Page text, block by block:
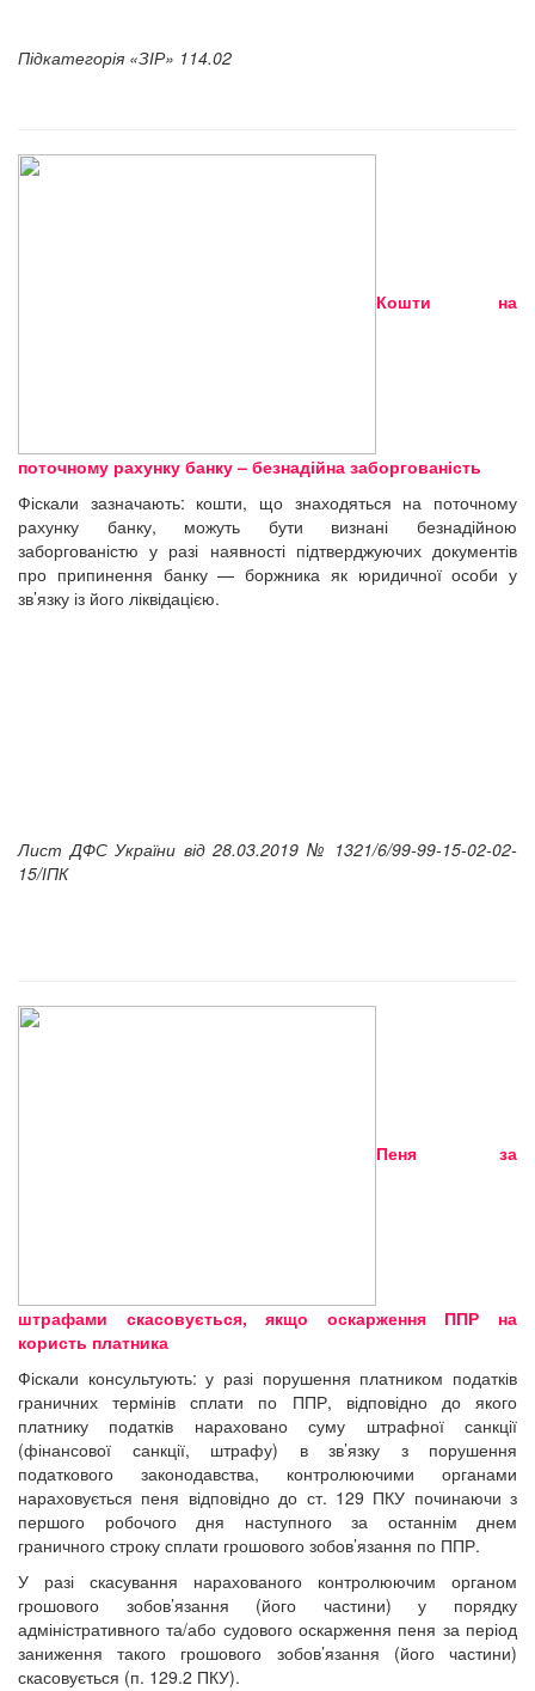
Підкатегорія «ЗІР» 114.02
Кошти на
поточному рахунку банку – безнадійна заборгованість
Фіскали зазначають: кошти, що знаходяться на поточному
рахунку банку, можуть бути визнані безнадійною
заборгованістю у разі наявності підтверджуючих документів
про припинення банку — боржника як юридичної особи у
зв’язку із його ліквідацією.
Лист ДФС України від 28.03.2019 № 1321/6/99-99-15-02-02-
15/ІПК
Пеня за
штрафами скасовується, якщо оскарження ППР на
користь платника
Фіскали консультують: у разі порушення платником податків
граничних термінів сплати по ППР, відповідно до якого
платнику податків нараховано суму штрафної санкції
(фінансової санкції, штрафу) в зв’язку з порушення
податкового законодавства, контролюючими органами
нараховується пеня відповідно до ст. 129 ПКУ починаючи з
першого робочого дня наступного за останнім днем
граничного строку сплати грошового зобов’язання по ППР.
У разі скасування нарахованого контролюючим органом
грошового зобов’язання (його частини) у порядку
адміністративного та/або судового оскарження пеня за період
заниження такого грошового зобов’язання (його частини)
скасовується (п. 129.2 ПКУ).